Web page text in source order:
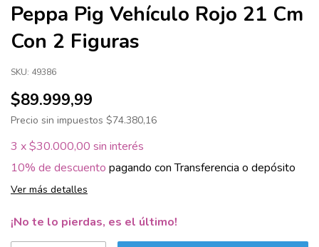
Peppa Pig Vehículo Rojo 21 Cm
Con 2 Figuras
SKU: 49386
$89.999,99
Precio sin impuestos $74.380,16
3 x$30.000,00 sin interés
10% de descuento pagando con Transferencia o depósito
Ver más detalles
¡No te lo pierdas, es el último!